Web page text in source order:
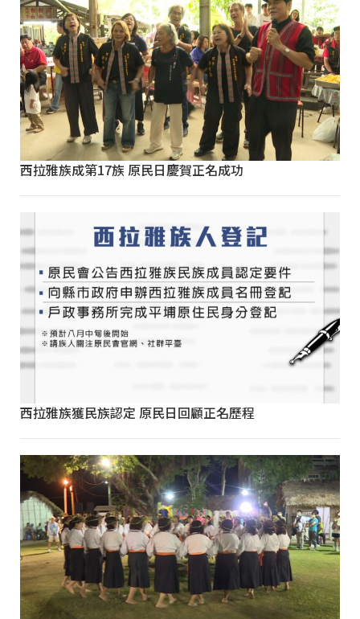
西拉雅族成第17族 原民日慶賀正名成功
西拉雅族獲民族認定 原民日回顧正名歷程